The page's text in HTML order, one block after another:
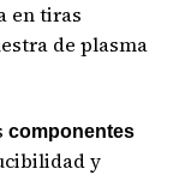
en tiras
de plasma
componentes
y